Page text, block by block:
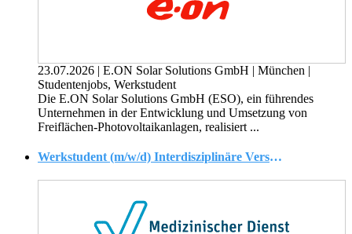
23.07.2026 | E.ON Solar Solutions GmbH | München |
Studentenjobs, Werkstudent
Die E.ON Solar Solutions GmbH (ESO), ein führendes
Unternehmen in der Entwicklung und Umsetzung von
Freiflächen-Photovoltaikanlagen, realisiert ...
Werkstudent (m/w/d) Interdisziplinäre Versorgung - Zukunftswerkstatt